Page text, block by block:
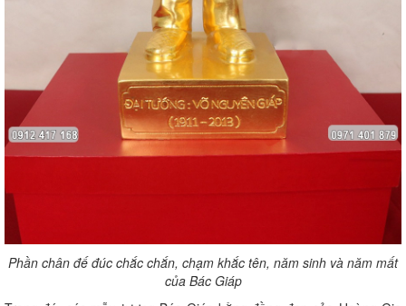
Phần chân đế đúc chắc chắn, chạm khắc tên, năm sinh và năm mất
của Bác Giáp